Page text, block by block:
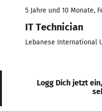
5 Jahre und 10 Monate,
IT Technician
Lebanese International
Logg Dich jetzt